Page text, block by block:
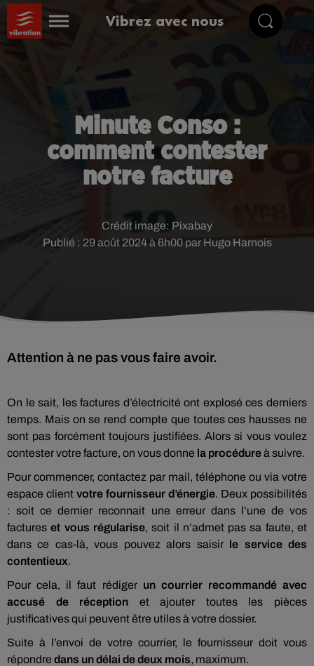
Vibrez avec nous
Minute Conso :
comment contester
notre facture
Publié : 29 août 2024 à 6h00 par Hugo Harnois
Crédit image: Pixabay
Attention à ne pas vous faire avoir.
On le sait, les factures d’électricité ont explosé ces derniers
temps. Mais on se rend compte que toutes ces hausses ne
sont pas forcément toujours justifiées. Alors si vous voulez
contester votre facture, on vous donne la procédureà suivre.
Pour commencer, contactez par mail, téléphone ou via votre
espace client votre fournisseur d’énergie. Deux possibilités
: soit ce dernier reconnait une erreur dans l’une de vos
factureset vous régularise, soit il n’admet pas sa faute, et
dans ce cas-là, vous pouvez alors saisir le service des
contentieux.
Pour cela, il faut rédiger un courrier recommandé avec
accusé de réception et ajouter toutes les pièces
justificatives qui peuvent être utiles à votre dossier.
Suite à l’envoi de votre courrier, le fournisseur doit vous
répondre dans un délai de deux mois, maximum.